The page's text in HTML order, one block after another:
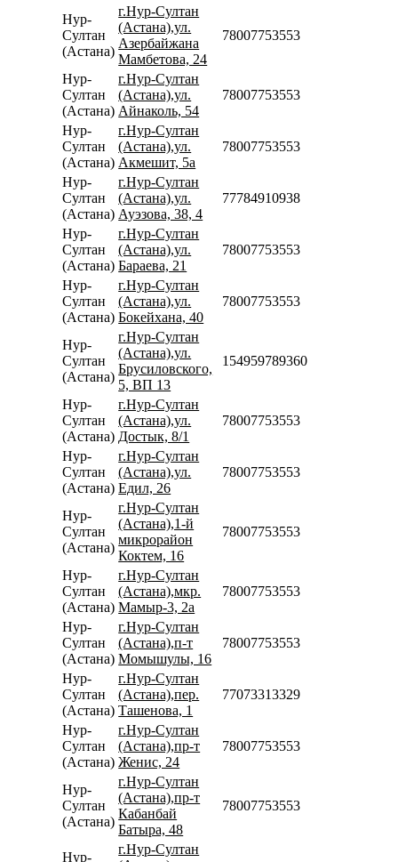
Нур-
Султан
(Астана)
г.Нур-Султан
(Астана),ул.
Азербайжана
Мамбетова, 24
78007753553
Нур-
Султан
(Астана)
г.Нур-Султан
(Астана),ул.
Айнаколь, 54
78007753553
Нур-
Султан
(Астана)
г.Нур-Султан
(Астана),ул.
Акмешит, 5а
78007753553
Нур-
Султан
(Астана)
г.Нур-Султан
(Астана),ул.
Ауэзова, 38, 4
77784910938
Нур-
Султан
(Астана)
г.Нур-Султан
(Астана),ул.
Бараева, 21
78007753553
Нур-
Султан
(Астана)
г.Нур-Султан
(Астана),ул.
Бокейхана, 40
78007753553
Нур-
Султан
(Астана)
г.Нур-Султан
(Астана),ул.
Брусиловского,
5, ВП 13
154959789360
Нур-
Султан
(Астана)
г.Нур-Султан
(Астана),ул.
Достык, 8/1
78007753553
Нур-
Султан
(Астана)
г.Нур-Султан
(Астана),ул.
Едил, 26
78007753553
Нур-
Султан
(Астана)
г.Нур-Султан
(Астана),1-й
микрорайон
Коктем, 16
78007753553
Нур-
Султан
(Астана)
г.Нур-Султан
(Астана),мкр.
Мамыр-3, 2а
78007753553
Нур-
Султан
(Астана)
г.Нур-Султан
(Астана),п-т
Момышулы, 16
78007753553
Нур-
Султан
(Астана)
г.Нур-Султан
(Астана),пер.
Ташенова, 1
77073313329
Нур-
Султан
(Астана)
г.Нур-Султан
(Астана),пр-т
Женис, 24
78007753553
Нур-
Султан
(Астана)
г.Нур-Султан
(Астана),пр-т
Кабанбай
Батыра, 48
78007753553
Нур-
г.Нур-Султан